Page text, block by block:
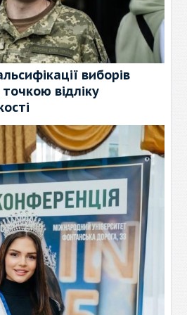
виборів
відліку